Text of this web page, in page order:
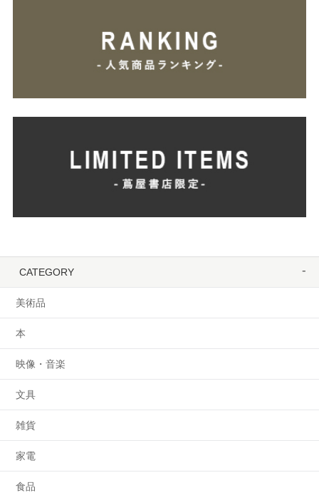
CATEGORY
美術品
本
映像・音楽
文具
雑貨
家電
食品